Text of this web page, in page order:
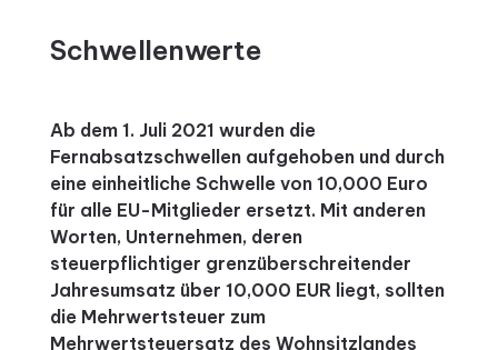
Schwellenwerte
Ab dem 1. Juli 2021 wurden die
Fernabsatzschwellen aufgehoben und durch
eine einheitliche Schwelle von 10,000 Euro
für alle EU-Mitglieder ersetzt. Mit anderen
Worten, Unternehmen, deren
steuerpflichtiger grenzüberschreitender
Jahresumsatz über 10,000 EUR liegt, sollten
die Mehrwertsteuer zum
Mehrwertsteuersatz des Wohnsitzlandes